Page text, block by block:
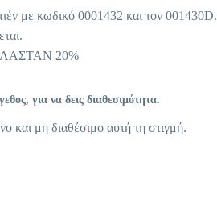
με κωδικό 0001432 και τον 001430D.
20%
για να δεις διαθεσιμότητα.
και μη διαθέσιμο αυτή τη στιγμή.